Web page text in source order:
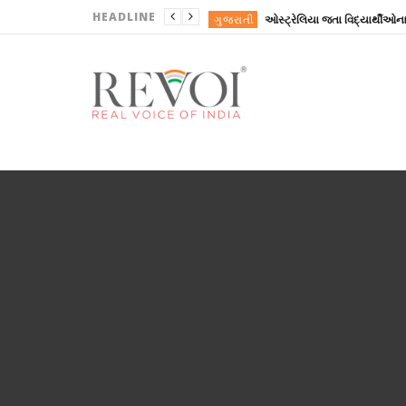
HEADLINE ગુજરાતી
REVOINEWS
ગુજરાત